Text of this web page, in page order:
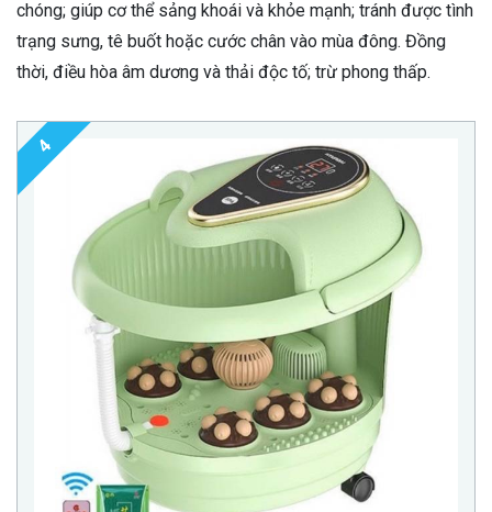
chóng; giúp cơ thể sảng khoái và khỏe mạnh; tránh được tình
trạng sưng, tê buốt hoặc cước chân vào mùa đông. Đồng
thời, điều hòa âm dương và thải độc tố; trừ phong thấp.
4